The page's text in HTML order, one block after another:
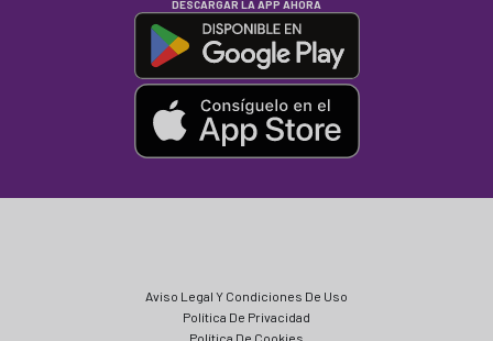
DESCARGAR LA APP AHORA
Aviso Legal Y Condiciones De Uso
Política De Privacidad